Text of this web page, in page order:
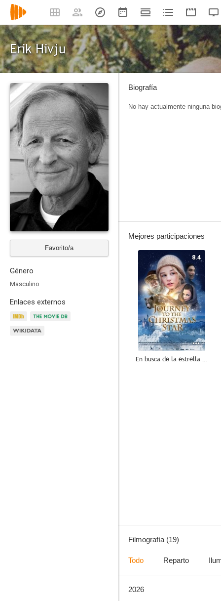
Erik Hivju
Favorito/a
Género
Masculino
Enlaces externos
Biografía
No hay actualmente ninguna
Mejores participaciones
8.4
En busca de la estrella de Navidad
Filmografía (19)
Todo Reparto
2026